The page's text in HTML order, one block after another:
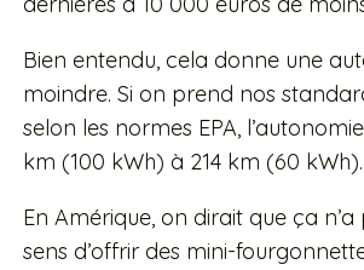
Bien entendu, cela donne une
moindre. Si on prend nos
selon les normes EPA,
km (100 kWh) à 214 km (60 kWh).
En Amérique, on dirait que ça
sens d’offrir des mini-